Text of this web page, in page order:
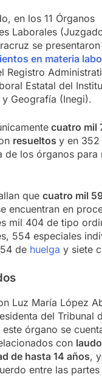
en los 11 Órganos
Laborales
se presentaron
en materia
Registro
Estatal del
Geografía (Inegi).
cuatro mil
resueltos y en 352
de los órganos para
que cuatro mil
encuentran en
mil 404 de tipo
554 especiales
de huelga y siete
Luz María López
del Tribunal
órgano se
con
de hasta 14 años,
entre las